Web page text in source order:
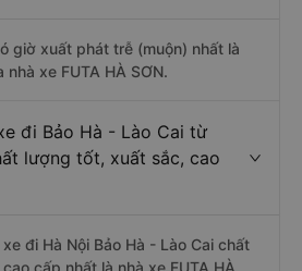
giờ xuất phát trễ (muộn) nhất là
xe FUTA HÀ SƠN.
đi Bảo Hà - Lào Cai từ
lượng tốt, xuất sắc, cao
đi Hà Nội Bảo Hà - Lào Cai chất
cấp nhất là nhà xe FUTA HÀ